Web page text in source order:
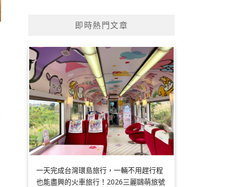
即時熱門文章
一天完成台灣環島旅行，一輛不用趕行程
也能盡興的火車旅行！2026三麗鷗萌旅號